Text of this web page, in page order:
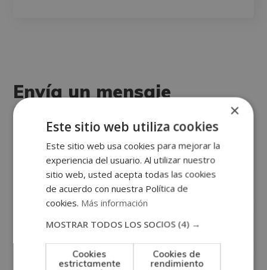
Envía un mensaje
Solicita información o contacta con nosotros.
¡Escríbenos!
×
Este sitio web utiliza cookies
Este sitio web usa cookies para mejorar la
experiencia del usuario. Al utilizar nuestro
sitio web, usted acepta todas las cookies
de acuerdo con nuestra Política de
cookies. Más información
MOSTRAR TODOS LOS SOCIOS (4) →
Cookies
estrictamente
Cookies de
rendimiento